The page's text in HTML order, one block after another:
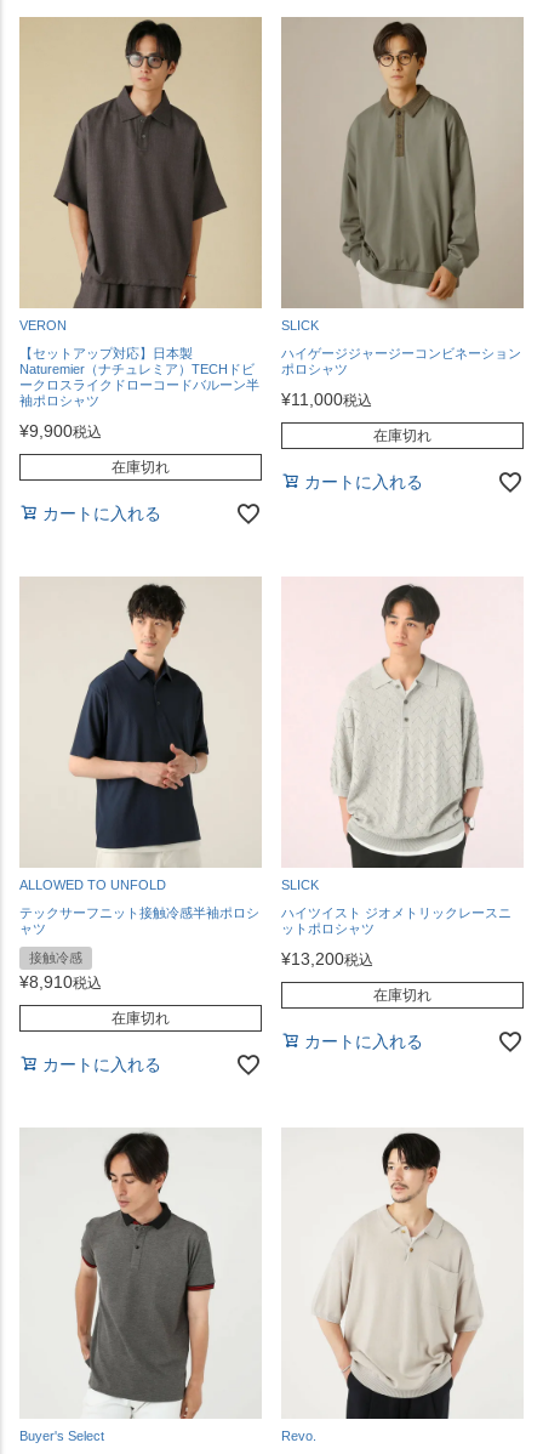
VERON
【セットアップ対応】日本製
Naturemier（ナチュレミア）TECHドビ
ークロスライクドローコードバルーン半
袖ポロシャツ
¥9,900税込
在庫切れ
カートに入れる
SLICK
ハイゲージジャージーコンビネーション
ポロシャツ
¥11,000税込
在庫切れ
カートに入れる
ALLOWED TO UNFOLD
テックサーフニット接触冷感半袖ポロシ
ャツ
接触冷感
¥8,910税込
在庫切れ
カートに入れる
SLICK
ハイツイスト ジオメトリックレースニ
ットポロシャツ
¥13,200税込
在庫切れ
カートに入れる
Buyer's Select
Revo.